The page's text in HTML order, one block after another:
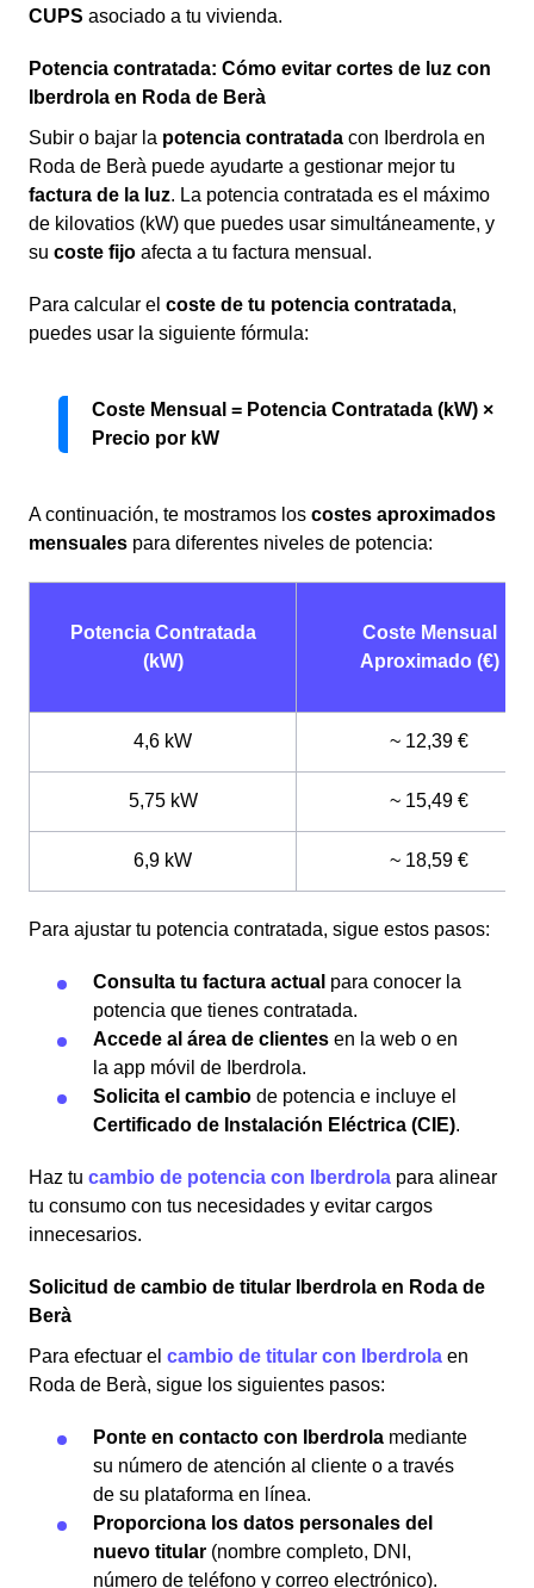
CUPS asociado a tu vivienda.
Potencia contratada: Cómo evitar cortes de luz con
Iberdrola en Roda de Berà
Subir o bajar la potencia contratada con Iberdrola en
Roda de Berà puede ayudarte a gestionar mejor tu
factura de la luz. La potencia contratada es el máximo
de kilovatios (kW) que puedes usar simultáneamente, y
su coste fijo afecta a tu factura mensual.
Para calcular el coste de tu potencia contratada,
puedes usar la siguiente fórmula:
Coste Mensual = Potencia Contratada (kW) ×
Precio por kW
A continuación, te mostramos los costes aproximados
mensuales para diferentes niveles de potencia:
Potencia Contratada
(kW)
Coste Mensual
Aproximado (€)
4,6 kW ~ 12,39 €
5,75 kW ~ 15,49 €
6,9 kW ~ 18,59 €
Para ajustar tu potencia contratada, sigue estos pasos:
Consulta tu factura actual para conocer la
potencia que tienes contratada.
Accede al área de clientes en la web o en
la app móvil de Iberdrola.
Solicita el cambio de potencia e incluye el
Certificado de Instalación Eléctrica (CIE).
Haz tu cambio de potencia con Iberdrola para alinear
tu consumo con tus necesidades y evitar cargos
innecesarios.
Solicitud de cambio de titular Iberdrola en Roda de
Berà
Para efectuar el cambio de titular con Iberdrola en
Roda de Berà, sigue los siguientes pasos:
Ponte en contacto con Iberdrola mediante
su número de atención al cliente o a través
de su plataforma en línea.
Proporciona los datos personales del
nuevo titular (nombre completo, DNI,
número de teléfono y correo electrónico).